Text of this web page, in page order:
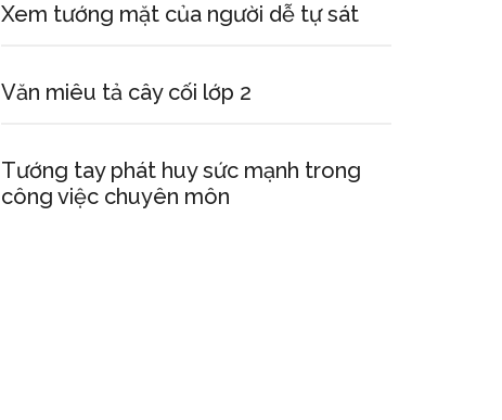
Xem tướng mặt của người dễ tự sát
Văn miêu tả cây cối lớp 2
Tướng tay phát huy sức mạnh trong
công việc chuyên môn